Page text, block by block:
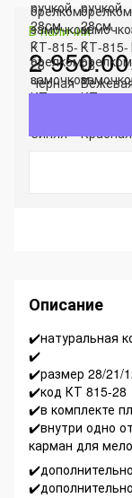
В наличии
2
Описание
✔️натуральная
✔️
✔️размер 28/21/
✔️код КТ 815-28
✔️в комплекте
✔️внутри одно
карман для